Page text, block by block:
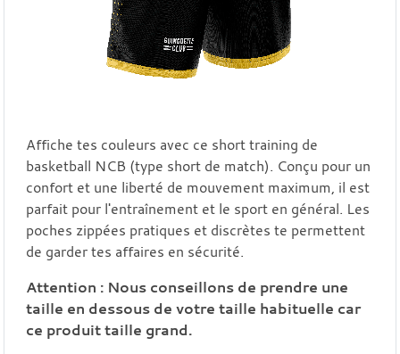
Affiche tes couleurs avec ce short training de
basketball NCB (type short de match). Conçu pour un
confort et une liberté de mouvement maximum, il est
parfait pour l'entraînement et le sport en général. Les
poches zippées pratiques et discrètes te permettent
de garder tes affaires en sécurité.
Attention : Nous conseillons de prendre une
taille en dessous de votre taille habituelle car
ce produit taille grand.